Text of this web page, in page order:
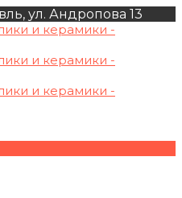
ул. Андропова 13